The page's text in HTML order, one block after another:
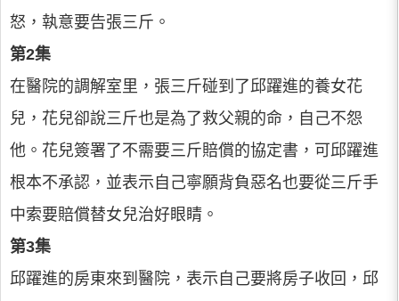
怒，執意要告張三斤。
第2集
在醫院的調解室里，張三斤碰到了邱躍進的養女花
兒，花兒卻說三斤也是為了救父親的命，自己不怨
他。花兒簽署了不需要三斤賠償的協定書，可邱躍進
根本不承認，並表示自己寧願背負惡名也要從三斤手
中索要賠償替女兒治好眼睛。
第3集
邱躍進的房東來到醫院，表示自己要將房子收回，邱